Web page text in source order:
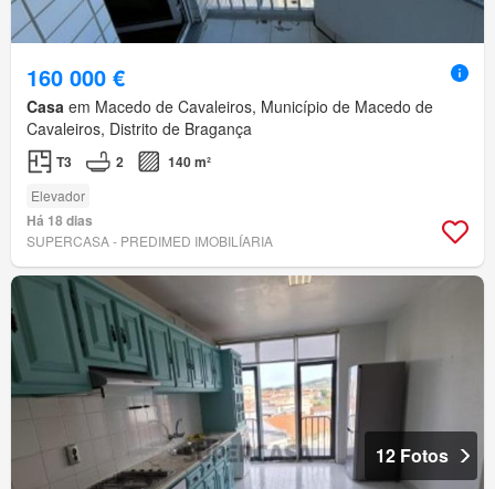
160 000 €
Casa em Macedo de Cavaleiros, Município de Macedo de
Cavaleiros, Distrito de Bragança
T3 2 140 m²
Elevador
Há 18 dias
SUPERCASA - PREDIMED IMOBILÍARIA
12 Fotos